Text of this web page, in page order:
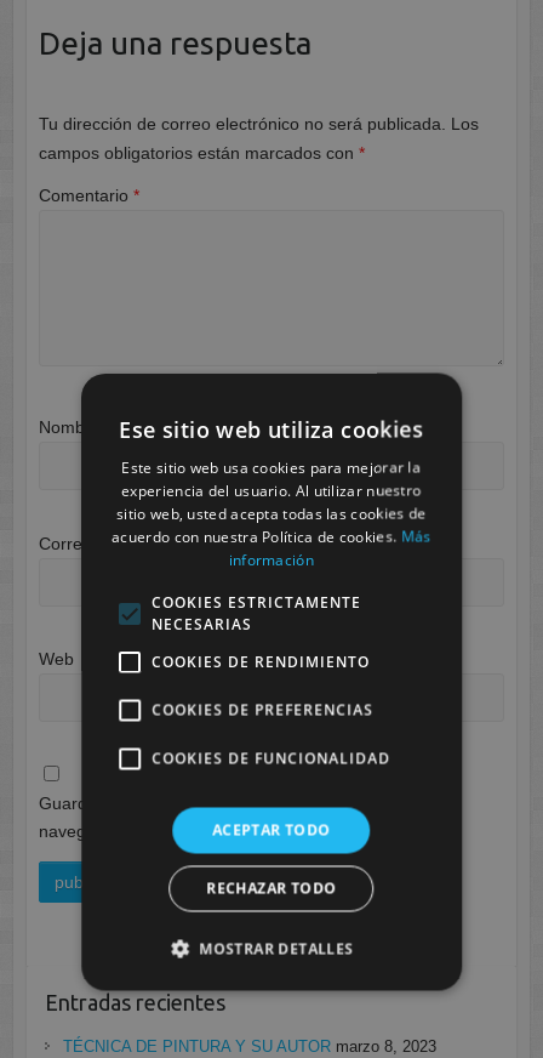
Deja una respuesta
Tu dirección de correo electrónico no será publicada.
Los
campos obligatorios están marcados con *
Comentario *
Nombre
Correo electrónico*
Web
Guarda mi nombre, correo electrónico y web en este
navegador para la próxima vez que comente.
Entradas recientes
TÉCNICA DE PINTURA Y SU AUTOR marzo 8, 2023
Ese sitio web utiliza cookies
Este sitio web usa cookies para mejorar la
experiencia del usuario. Al utilizar nuestro
sitio web, usted acepta todas las cookies de
acuerdo con nuestra Política de cookies. Más
información
COOKIES ESTRICTAMENTE
NECESARIAS
COOKIES DE RENDIMIENTO
COOKIES DE PREFERENCIAS
COOKIES DE FUNCIONALIDAD
ACEPTAR TODO
RECHAZAR TODO
MOSTRAR DETALLES